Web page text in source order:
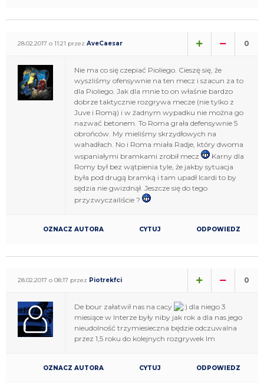
28.02.2017 o 11:21 przez AveCaesar 0
Nie ma co się czepiać Pioliego. Cieszę się, że
wyszliśmy ofensywnie na ten mecz i szacun za to
dla Pioliego. Jak dla mnie to on właśnie bardzo
dobrze taktycznie rozgrywa mecze (nie tylko z
Juve i Romą) i w żadnym wypadku nie można go
nazwać betonem. To Roma grała defensywnie 5
obrońców. My mieliśmy skrzydłowych na
wahadłach. No i Roma miała Radje, który dwoma
wspaniałymi bramkami zrobił mecz
Karny dla
Romy był bez wątpienia tyle, że jakby sytuacja
była pod drugą bramką i tam upadł Icardi to by
sędzia nie gwizdnął. Jeszcze się do tego
przyzwyczailiście ?
OZNACZ AUTORA CYTUJ ODPOWIEDZ
28.02.2017 o 08:17 przez Piotrekfci 0
De bour załatwił nas na cacy
dla niego 3
miesiące w Interze były niby jak rok a dla nas jego
nieudolność trzymiesieczna będzie odczuwalna
przez 1,5 roku do kolejnych rozgrywek lm
OZNACZ AUTORA CYTUJ ODPOWIEDZ